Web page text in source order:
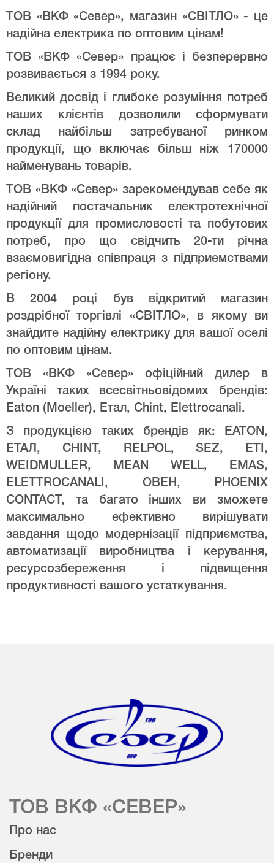
ТОВ «ВКФ «Север», магазин «СВІТЛО» - це
надійна електрика по оптовим цінам!
ТОВ «ВКФ «Север» працює і безперервно
розвивається з 1994 року.
Великий досвід і глибоке розуміння потреб
наших клієнтів дозволили сформувати
склад найбільш затребуваної ринком
продукції, що включає більш ніж 170000
найменувань товарів.
ТОВ «ВКФ «Север» зарекомендував себе як
надійний постачальник електротехнічної
продукції для промисловості та побутових
потреб, про що свідчить 20-ти річна
взаємовигідна співпраця з підприемствами
регіону.
В 2004 році був відкритий магазин
роздрібної торгівлі «СВІТЛО», в якому ви
знайдите надійну електрику для вашої оселі
по оптовим цінам.
ТОВ «ВКФ «Север» офіційний дилер в
Україні таких всесвітньовідомих брендів:
Eaton (Moeller), Етал, Chint, Elettrocanali.
З продукцією таких брендів як: EATON,
ЕТАЛ, CHINT, RELPOL, SEZ, ETI,
WEIDMULLER, MEAN WELL, EMAS,
ELETTROCANALI, ОВЕН, PHOENIX
CONTACT, та багато інших ви зможете
максимально ефективно вирішувати
завдання щодо модернізації підприємства,
автоматизації виробництва і керування,
ресурсозбереження і підвищення
продуктивності вашого устаткування.
ТОВ ВКФ «СЕВЕР»
Про нас
Бренди